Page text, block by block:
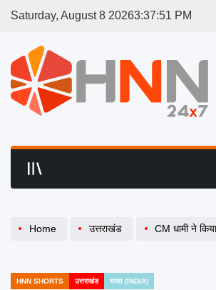
Saturday, August 8 20263:37:51 PM
Home उत्तराखंड CM धामी ने
POSTED
HNN SHORTS उत्तराखंड भारत (INDIA)